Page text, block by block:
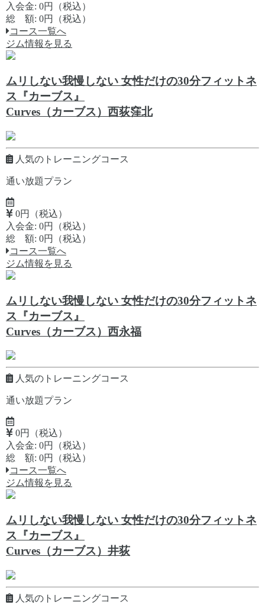
入会金: 0円（税込）
総 額: 0円（税込）
コース一覧へ
ジム情報を見る
ムリしない我慢しない 女性だけの30分フィットネ
ス『カーブス』
Curves（カーブス）西荻窪北
人気のトレーニングコース
通い放題プラン
0円（税込）
入会金: 0円（税込）
総 額: 0円（税込）
コース一覧へ
ジム情報を見る
ムリしない我慢しない 女性だけの30分フィットネ
ス『カーブス』
Curves（カーブス）西永福
人気のトレーニングコース
通い放題プラン
0円（税込）
入会金: 0円（税込）
総 額: 0円（税込）
コース一覧へ
ジム情報を見る
ムリしない我慢しない 女性だけの30分フィットネ
ス『カーブス』
Curves（カーブス）井荻
人気のトレーニングコース